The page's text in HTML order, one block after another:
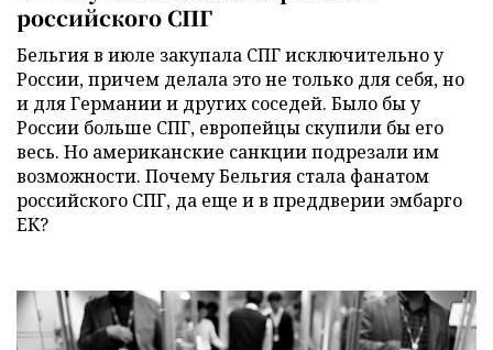
российского СПГ
Бельгия в июле закупала СПГ исключительно у
России, причем делала это не только для себя, но
и для Германии и других соседей. Было бы у
России больше СПГ, европейцы скупили бы его
весь. Но американские санкции подрезали им
возможности. Почему Бельгия стала фанатом
российского СПГ, да еще и в преддверии эмбарго
ЕК?